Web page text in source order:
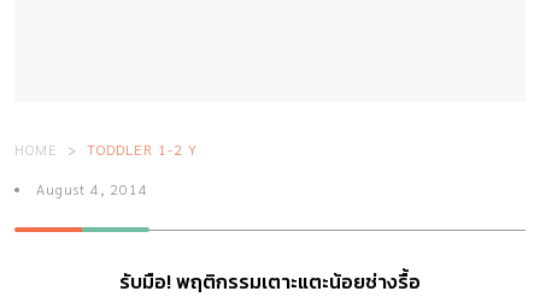
HOME TODDLER 1-2 Y
August 4, 2014
รับมือ! พฤติกรรมเตาะแตะน้อยช่างรื้อ